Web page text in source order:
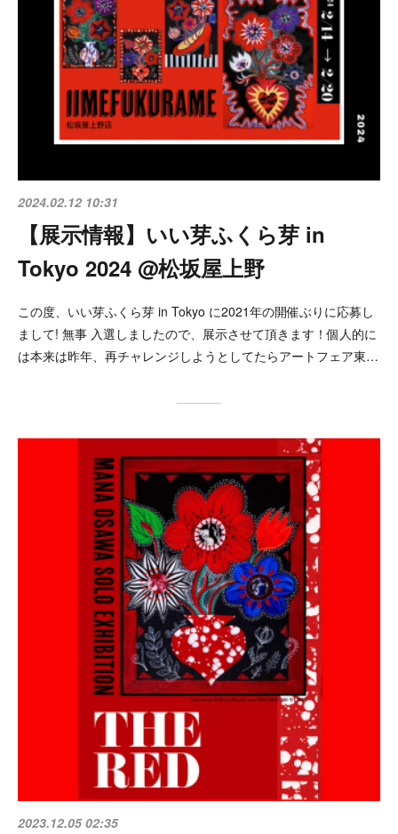
2024.02.12 10:31
【展示情報】いい芽ふくら芽 in
Tokyo 2024 @松坂屋上野
この度、いい芽ふくら芽 in Tokyo に2021年の開催ぶりに応募し
まして! 無事 入選しましたので、展示させて頂きます！個人的に
は本来は昨年、再チャレンジしようとしてたらアートフェア東…
2023.12.05 02:35